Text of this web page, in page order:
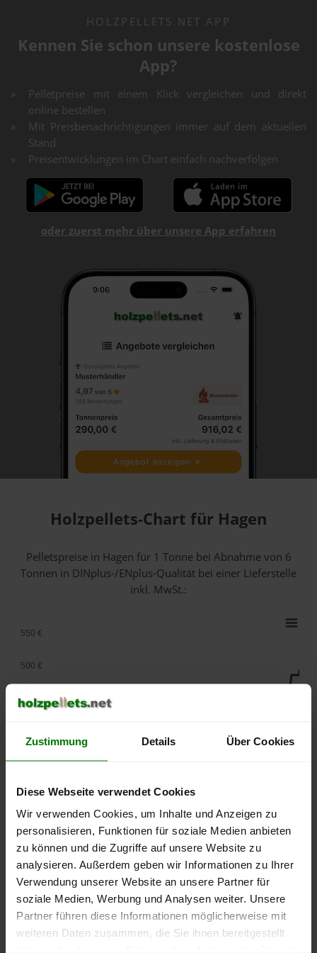
Zustimmung Details Über Cookies
Diese Webseite verwendet Cookies
Wir verwenden Cookies, um Inhalte und Anzeigen zu
personalisieren, Funktionen für soziale Medien anbieten
zu können und die Zugriffe auf unsere Website zu
analysieren. Außerdem geben wir Informationen zu Ihrer
Verwendung unserer Website an unsere Partner für
soziale Medien, Werbung und Analysen weiter. Unsere
Partner führen diese Informationen möglicherweise mit
weiteren Daten zusammen, die Sie ihnen bereitgestellt
HOLZPELLETS.NET APP
Kennen Sie schon unsere kostenlose
App?
Pelletpreise mit einem Klick vergleichen und direkt
online bestellen
Mit Preisbenachrichtigungen immer auf dem aktuellen
Stand
Preisentwicklungen im Chart einfach nachverfolgen
oder zuerst mehr über unsere App erfahren
Holzpellets-Chart für Hagen
Pelletspreise in Hagen für 1 Tonne bei Abnahmevon 6
Tonnen in DINplus-/ENplus-Qualität bei einer Lieferstelle
inkl. MwSt.:
lose Ware
2025
2026
2026
250 €
300 €
350 €
450 €
500 €
550 €
Die aktuelle Preisentwicklung für Holzpellets in Deutschland
können Sie jederzeit auf unsererPelletspreise-Seite
nachvollziehen.